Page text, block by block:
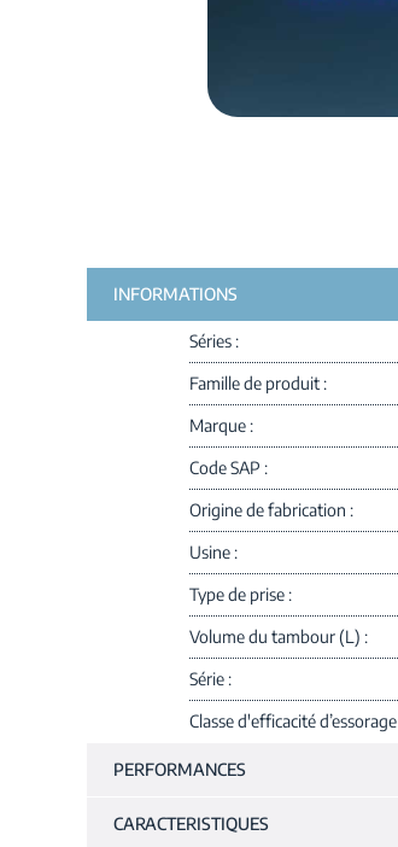
INFORMATIONS
Séries
Famille de produit
Marque
Code SAP
Origine de fabrication
Usine
Type de prise
Volume du tambour (L)
Série
Classe d'efficacité d’essorage
PERFORMANCES
CARACTERISTIQUES